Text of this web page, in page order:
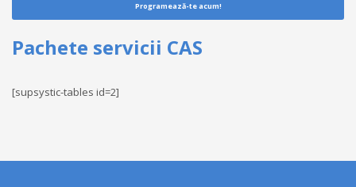
Programează-te acum!
Pachete servicii CAS
[supsystic-tables id=2]